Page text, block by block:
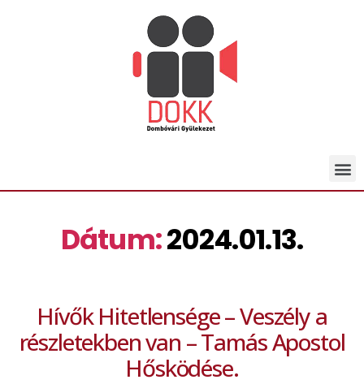
Dátum:2024.01.13.
Hívők Hitetlensége – Veszély a
részletekben van – Tamás Apostol
Hősködése.